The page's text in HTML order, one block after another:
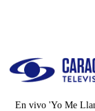
En vivo 'Yo Me